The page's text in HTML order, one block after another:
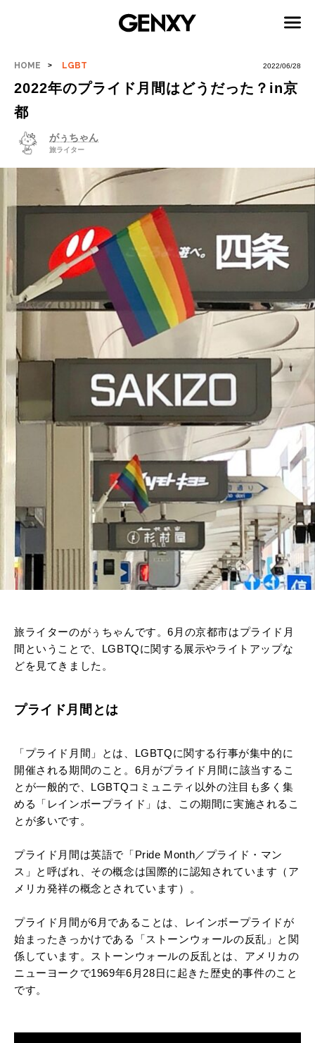
HOME LGBT 2022/06/28
2022年のプライド月間はどうだった？in京
都
がぅちゃん
旅ライター
旅ライターのがぅちゃんです。6月の京都市はプライド月
間ということで、LGBTQに関する展示やライトアップな
どを見てきました。
プライド月間とは
「プライド月間」とは、LGBTQに関する行事が集中的に
開催される期間のこと。6月がプライド月間に該当するこ
とが一般的で、LGBTQコミュニティ以外の注目も多く集
める「レインボープライド」は、この期間に実施されるこ
とが多いです。
プライド月間は英語で「Pride Month／プライド・マン
ス」と呼ばれ、その概念は国際的に認知されています（ア
メリカ発祥の概念とされています）。
プライド月間が6月であることは、レインボープライドが
始まったきっかけである「ストーンウォールの反乱」と関
係しています。ストーンウォールの反乱とは、アメリカの
ニューヨークで1969年6月28日に起きた歴史的事件のこと
です。